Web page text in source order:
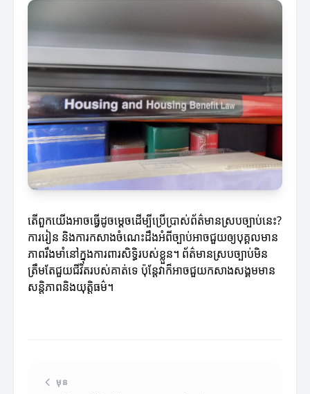
តើពួកយើងអាចធ្វើដូចម្ដេចដើម្បីប្រើប្រាស់ព័ត៌មានស្របច្បាប់នេះ?
ការរៀន និងការកសាងចំណេះដឹងអំពីច្បាប់អាចជួយឲ្យបុគ្គលមាន
ភាពរឹងមាំនៅក្នុងការពារសិទ្ធិរបស់ខ្លួន។ ព័ត៌មានស្របច្បាប់មិន
ត្រឹមតែជួយជីវិតរបស់គាត់ទេ ប៉ុន្តែវាក៏អាចជួយកសាងសង្គមមាន
សន្តិភាពនិងយុត្តិធម៌។
មុន